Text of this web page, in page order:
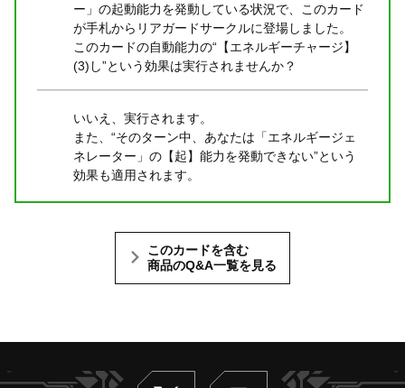
ー」の起動能力を発動している状況で、このカード
が手札からリアガードサークルに登場しました。
このカードの自動能力の“【エネルギーチャージ】
(3)し”という効果は実行されませんか？
いいえ、実行されます。
また、“そのターン中、あなたは「エネルギージェ
ネレーター」の【起】能力を発動できない”という
効果も適用されます。
このカードを含む
商品のQ&A一覧を見る
Twitter ヴァンガードch